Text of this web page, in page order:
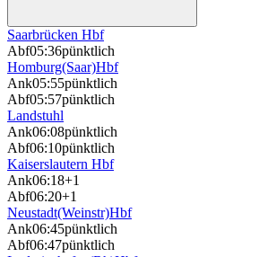
Saarbrücken Hbf
Abf05:36pünktlich
Homburg(Saar)Hbf
Ank05:55pünktlich
Abf05:57pünktlich
Landstuhl
Ank06:08pünktlich
Abf06:10pünktlich
Kaiserslautern Hbf
Ank06:18+1
Abf06:20+1
Neustadt(Weinstr)Hbf
Ank06:45pünktlich
Abf06:47pünktlich